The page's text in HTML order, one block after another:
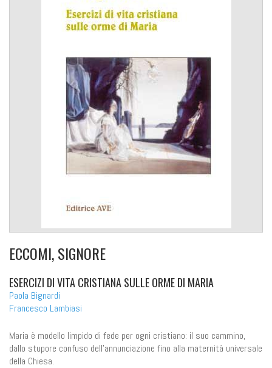
ECCOMI, SIGNORE
ESERCIZI DI VITA CRISTIANA SULLE ORME DI MARIA
Paola Bignardi
Francesco Lambiasi
Maria è modello limpido di fede per ogni cristiano: il suo cammino,
dallo stupore confuso dell'annunciazione fino alla maternità universale
della Chiesa.